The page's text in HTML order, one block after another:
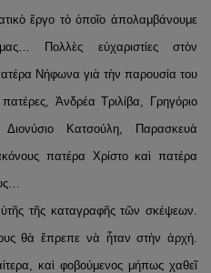
ἔργο τὸ ὁποῖο ἀπολαμβάνουμε
Πολλὲς εὐχαριστίες στὸν
Νήφωνα γιὰ τὴν παρουσία του
Ἀνδρέα Τριλίβα, Γρηγόριο
Κατσούλη, Παρασκευὰ
πατέρα Χρίστο καὶ πατέρα
τῆς καταγραφῆς τῶν σκέψεων.
θὰ ἔπρεπε νὰ ἦταν στὴν ἀρχή.
καὶ φοβούμενος μήπως χαθεῖ